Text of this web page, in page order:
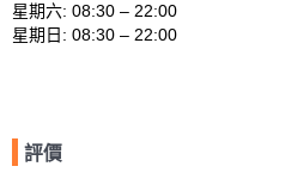
星期六: 08:30 – 22:00
評價